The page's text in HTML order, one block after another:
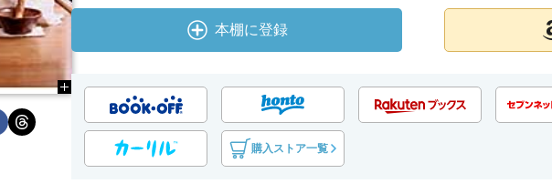
本棚に登録
購入ストア一覧